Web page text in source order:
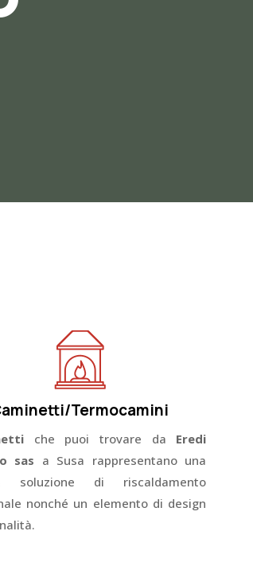
Termocamini
che puoi trovare da Eredi
sas a Susa rappresentano una
soluzione di riscaldamento
nonché un elemento di design